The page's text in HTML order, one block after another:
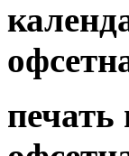
печать